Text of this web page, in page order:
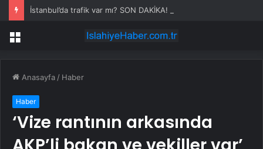
Menü
Anasayfa / Haber
Haber
‘Vize rantının arkasında